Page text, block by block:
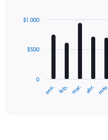
with
12
The
ene. feb. mar. abr. may.
0
$500
$1.000